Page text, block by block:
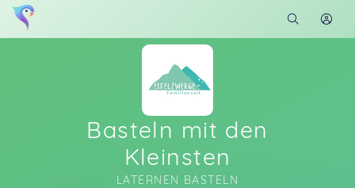
Basteln mit den
Kleinsten
LATERNEN BASTELN